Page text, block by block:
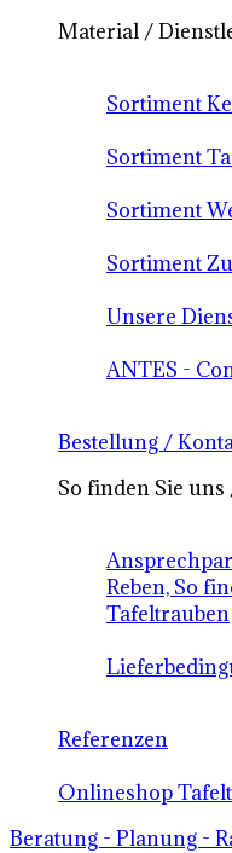
Material /
Sortiment
Sortiment
Sortiment
Sortiment
Unsere
ANTES -
Bestellung /
So finden Sie
Reben, So
Tafeltrauben
Referenzen
Onlineshop
Beratung - Planung -